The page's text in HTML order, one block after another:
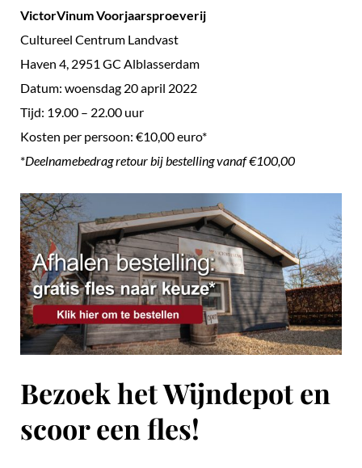
VictorVinum Voorjaarsproeverij
Cultureel Centrum Landvast
Haven 4, 2951 GC Alblasserdam
Datum: woensdag 20 april 2022
Tijd: 19.00 – 22.00 uur
Kosten per persoon: €10,00 euro*
*Deelnamebedrag retour bij bestelling vanaf €100,00
Bezoek het Wijndepot en
scoor een fles!